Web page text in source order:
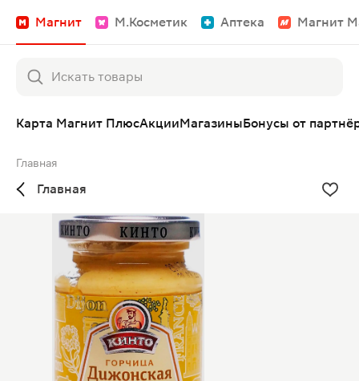
Магнит М.Косметик Аптека Магнит
Карта Магнит ПлюсАкцииМагазиныБонусы от
Главная
Главная